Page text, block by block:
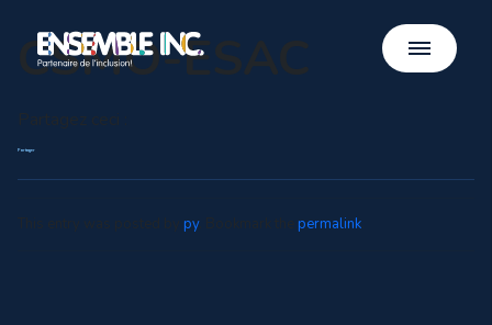
CSMO-ESAC
Partager
py. Bookmark the permalink